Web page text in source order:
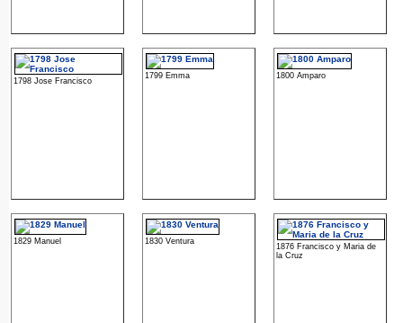
1798 Jose Francisco
1799 Emma 1800 Amparo
1829 Manuel 1830 Ventura
1876 Francisco y Maria de
la Cruz